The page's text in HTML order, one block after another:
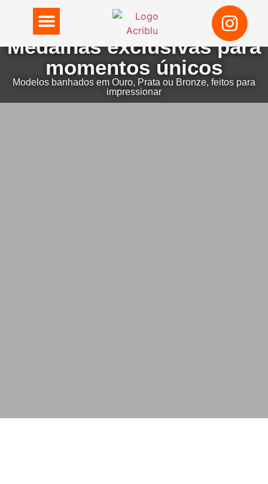
Medalhas exclusivas para
momentos únicos
Modelos banhados em Ouro, Prata ou Bronze, feitos para
impressionar